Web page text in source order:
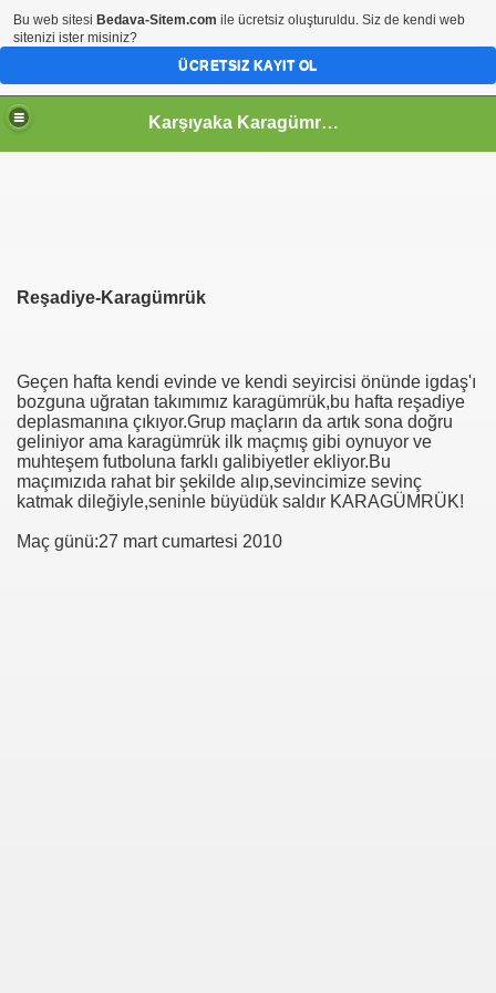
Karşıyaka Karagümrük Kardeşliği
Reşadiye-Karagümrük
Geçen hafta kendi evinde ve kendi seyircisi önünde igdaş'ı
bozguna uğratan takımımız karagümrük,bu hafta reşadiye
deplasmanına çıkıyor.Grup maçların da artık sona doğru
geliniyor ama karagümrük ilk maçmış gibi oynuyor ve
muhteşem futboluna farklı galibiyetler ekliyor.Bu
maçımızıda rahat bir şekilde alıp,sevincimize sevinç
katmak dileğiyle,seninle büyüdük saldır KARAGÜMRÜK!
Maç günü:27 mart cumartesi 2010
Bu web sitesi Bedava-Sitem.com ile ücretsiz oluşturuldu. Siz de kendi web
sitenizi ister misiniz?
ÜCRETSIZ KAYIT OL